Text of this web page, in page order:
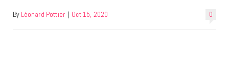
0
By Léonard Pottier | Oct 15, 2020